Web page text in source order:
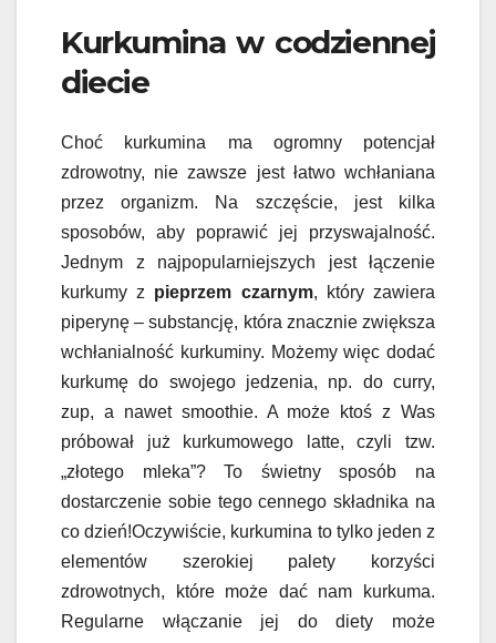
Kurkumina w codziennej
diecie
Choć kurkumina ma ogromny potencjał
zdrowotny, nie zawsze jest łatwo wchłaniana
przez organizm. Na szczęście, jest kilka
sposobów, aby poprawić jej przyswajalność.
Jednym z najpopularniejszych jest łączenie
kurkumy z pieprzem czarnym, który zawiera
piperynę – substancję, która znacznie zwiększa
wchłanialność kurkuminy. Możemy więc dodać
kurkumę do swojego jedzenia, np. do curry,
zup, a nawet smoothie. A może ktoś z Was
próbował już kurkumowego latte, czyli tzw.
„złotego mleka”? To świetny sposób na
dostarczenie sobie tego cennego składnika na
co dzień!Oczywiście, kurkumina to tylko jeden z
elementów szerokiej palety korzyści
zdrowotnych, które może dać nam kurkuma.
Regularne włączanie jej do diety może